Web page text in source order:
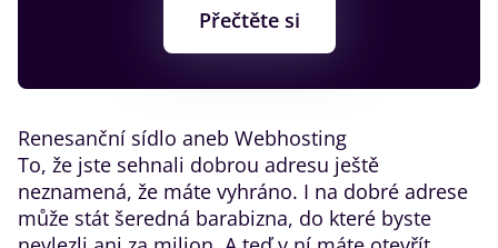
Přečtěte si
​Renesanční sídlo aneb Webhosting
To, že jste sehnali dobrou adresu ještě
neznamená, že máte vyhráno. I na dobré adrese
může stát šeredná barabizna, do které byste